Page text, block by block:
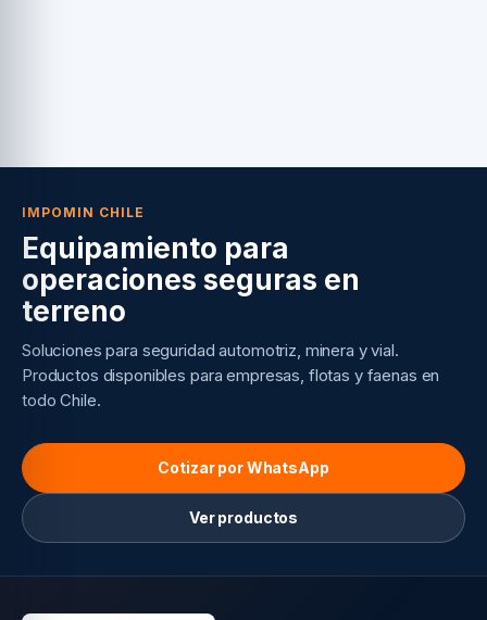
IMPOMIN CHILE
Equipamiento para
operaciones seguras en
terreno
Soluciones para seguridad automotriz, minera y vial.
Productos disponibles para empresas, flotas y faenas en
todo Chile.
Cotizar por WhatsApp
Ver productos